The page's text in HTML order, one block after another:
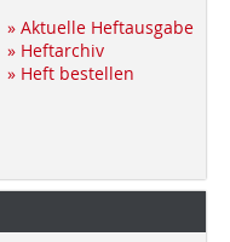
» Aktuelle Heftausgabe
» Heftarchiv
» Heft bestellen